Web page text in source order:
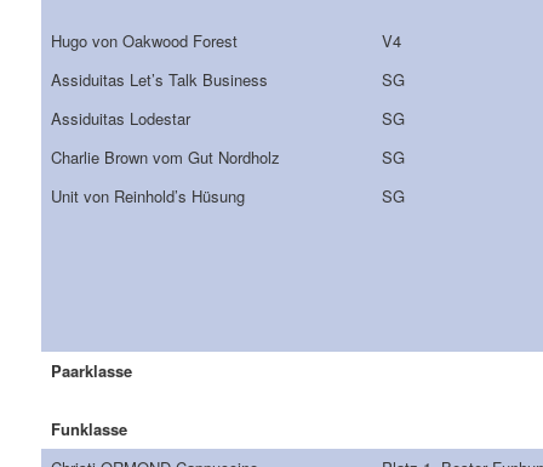
Hugo von Oakwood Forest
V4
Assiduitas Let’s Talk Business
SG
Assiduitas Lodestar
SG
Charlie Brown vom Gut Nordholz
SG
Unit von Reinhold’s Hüsung
SG
Paarklasse
Funklasse